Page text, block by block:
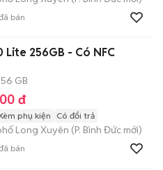
bán
Lite 256GB - Có NFC
GB
đ
phụ kiện Có đổi trả
Long Xuyên (P. Bình Đức mới)
bán